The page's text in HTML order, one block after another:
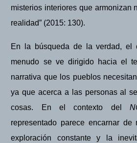
misterios interiores que armonizan
realidad” (2015: 130).
En la búsqueda de la verdad, el
menudo se ve dirigido hacia el
narrativa que los pueblos
ya que acerca a las personas al
cosas. En el contexto del
representado parece encarnar de
exploración constante y la